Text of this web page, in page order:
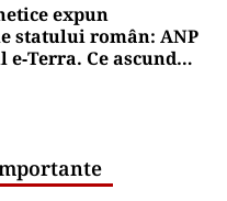
expun
statului român: ANP
Ce ascund